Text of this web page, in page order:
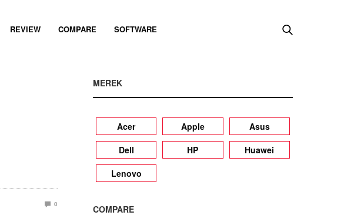
REVIEW COMPARE SOFTWARE
0
MEREK
Acer Apple
Asus
Dell
HP
Huawei
Lenovo
COMPARE